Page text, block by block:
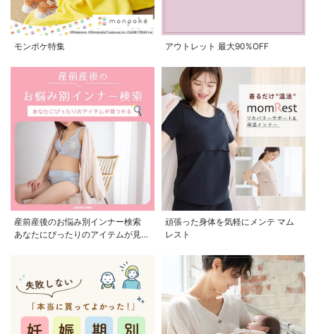
モンポケ特集 アウトレット 最大90%OFF
産前産後のお悩み別インナー検索
あなたにぴったりのアイテムが見つ
頑張った身体を気軽にメンテ マム
レスト